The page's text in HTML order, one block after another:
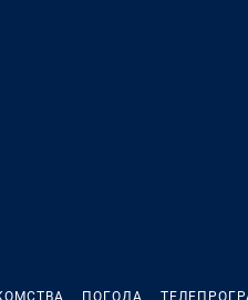
ПОГОДА